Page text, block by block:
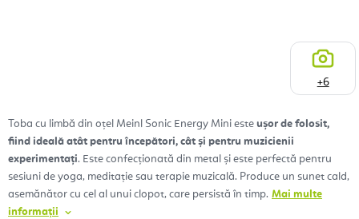
Toba cu limbă din oțel Meinl Sonic Energy Mini este ușor de folosit,
fiind ideală atât pentru începători, cât și pentru muzicienii
experimentați. Este confecționată din metal și este perfectă pentru
sesiuni de yoga, meditație sau terapie muzicală. Produce un sunet cald,
asemănător cu cel al unui clopot, care persistă în timp. Mai multe
informații
+6